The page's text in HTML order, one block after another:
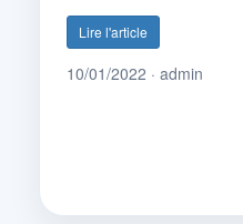
Lire l'article
10/01/2022 · admin